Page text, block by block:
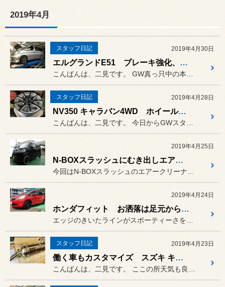
2019年4月
スタッフ日記 2019年4月30日
エルグランドE51 ブレーキ強化、ブリッドシート・ディーゴⅢライトクルーズ装着
スタッフ日記 2019年4月28日
NV350 キャラバン4WD ホイール装着、アライメント調整
2019年4月25日
N-BOXスラッシュにむき出しエアークリーナー取り付け
2019年4月24日
ホンダフィット お洒落は足元から！が、ドレスアップの基本
スタッフ日記 2019年4月23日
働く車もカスタマイズ スズキ キャリイ DA16T その2